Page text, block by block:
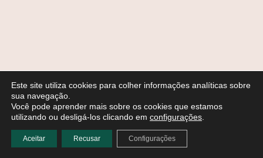
Este site utiliza cookies para colher informações analíticas sobre
sua navegação.
Você pode aprender mais sobre os cookies que estamos
utilizando ou desligá-los clicando em configurações
Aceitar Recusar Configurações